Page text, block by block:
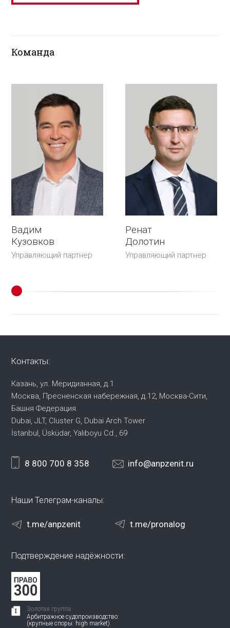
Команда
Вадим
Кузовков
Управляющий партнер
Ренат
Долотин
Управляющий партнер
Контакты:
Казань, ул. Меридианная, д.1
Москва, Пресненская набережная, д.12, Москва-Сити,
Башня Федерация
Dubai, JLT, Cluster G, Dubai Arch Tower
İstanbul, Üsküdar, Yalıboyu Cd., 69
8 800 700 8 358 info@anpzenit.ru
Наши Телеграм-каналы:
t.me/anpzenit t.me/pronalog
Подтверждение надёжности:
Золотая группа
Арбитражное судопроизводство:
(крупные споры: high market)